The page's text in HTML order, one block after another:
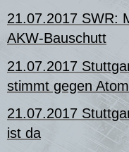
21.07.2017 SWR:
AKW-Bauschutt
21.07.2017
stimmt gegen
21.07.2017
ist da